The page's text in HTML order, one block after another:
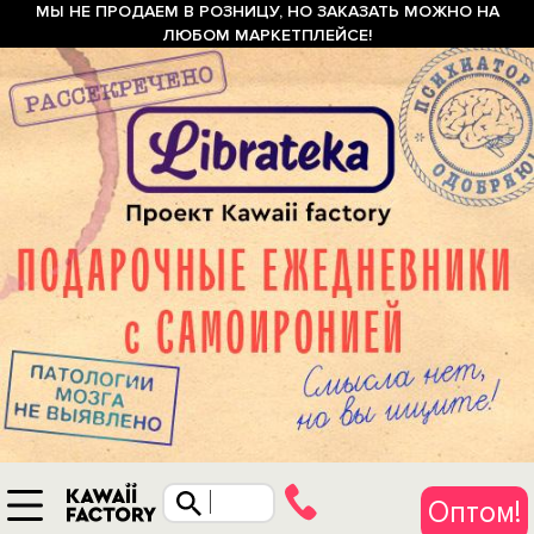
МЫ НЕ ПРОДАЕМ В РОЗНИЦУ, НО ЗАКАЗАТЬ МОЖНО НА
ЛЮБОМ МАРКЕТПЛЕЙСЕ!
Оптом!